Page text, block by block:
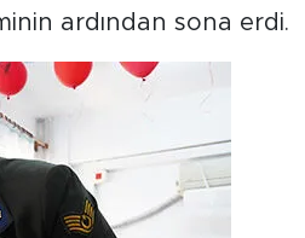
ardından sona erdi.